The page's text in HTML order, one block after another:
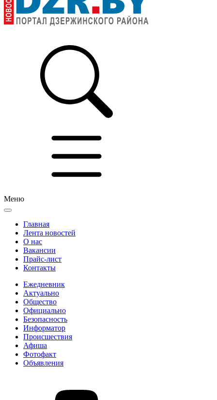
Меню
Главная
Лента новостей
О нас
Вакансии
Прайс-лист
Контакты
Ежедневник
Актуально
Общество
Официально
Безопасность
Информатор
Происшествия
Афиша
Фотофакт
Объявления